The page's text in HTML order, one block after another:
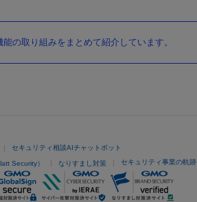
の取り組みをまとめて紹介しています。
セキュリティ相談AIチャットボット
Security） なりすまし対策 セキュリティ事業の軌跡